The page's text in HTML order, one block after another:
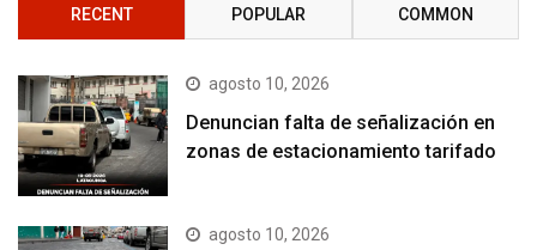
RECENT POPULAR COMMON
agosto 10, 2026
Denuncian falta de señalización en
zonas de estacionamiento tarifado
agosto 10, 2026